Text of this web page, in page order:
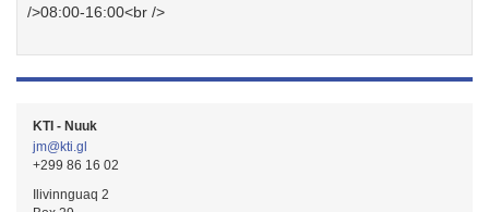
/>08:00-16:00<br />
KTI - Nuuk
jm@kti.gl
+299 86 16 02
Ilivinnguaq 2